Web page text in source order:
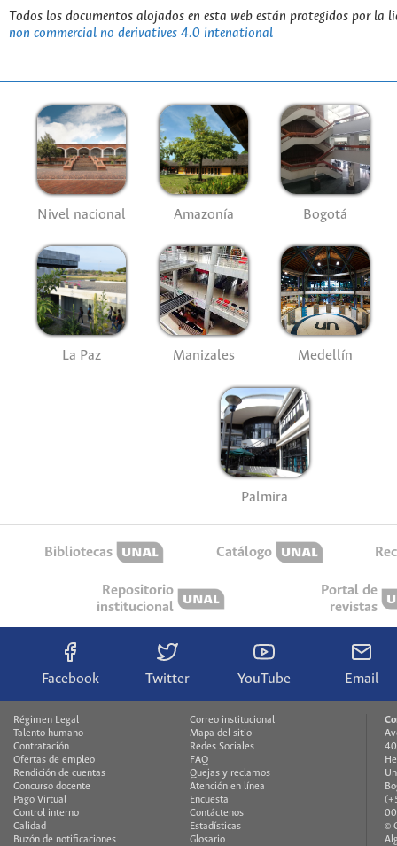
Todos los documentos alojados en esta web están protegidos por la
non commercial no derivatives 4.0 intenational
Nivel nacional Amazonía Bogotá
La Paz Manizales Medellín
Palmira
Bibliotecas Catálogo
Repositorio
institucional
Portal de
revistas
Facebook Twitter YouTube Email
Régimen Legal
Talento humano
Contratación
Ofertas de empleo
Rendición de cuentas
Concurso docente
Pago Virtual
Control interno
Calidad
Buzón de notificaciones
Correo institucional
Mapa del sitio
Redes Sociales
FAQ
Quejas y reclamos
Atención en línea
Encuesta
Contáctenos
Estadísticas
Glosario
©